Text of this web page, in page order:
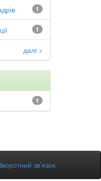
1
1
далі >
1
зв’язок